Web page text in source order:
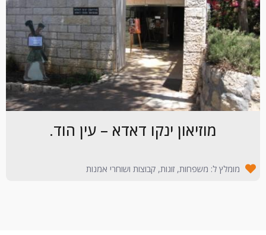
מוזיאון ינקו דאדא – עין הוד.
מומלץ ל: משפחות, זוגות, קבוצות ושוחרי אמנות